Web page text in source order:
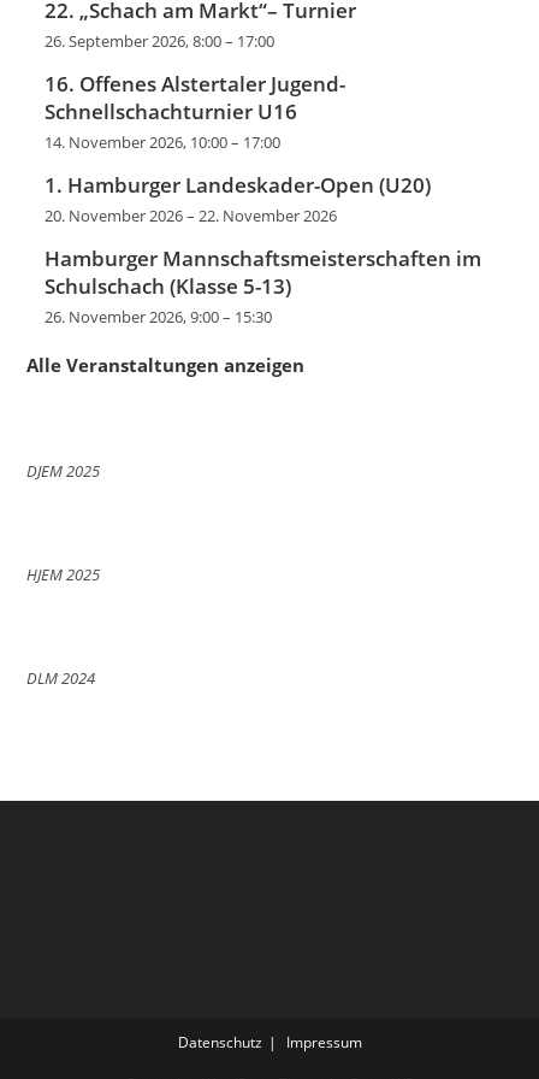
22. „Schach am Markt“– Turnier
26. September 2026, 8:00– 17:00
16. Offenes Alstertaler Jugend-
Schnellschachturnier U16
14. November 2026, 10:00– 17:00
1. Hamburger Landeskader-Open (U20)
20. November 2026–22. November 2026
Hamburger Mannschaftsmeisterschaften im
Schulschach (Klasse 5-13)
26. November 2026, 9:00– 15:30
Alle Veranstaltungen anzeigen
DJEM 2025
HJEM 2025
DLM 2024
Datenschutz Impressum